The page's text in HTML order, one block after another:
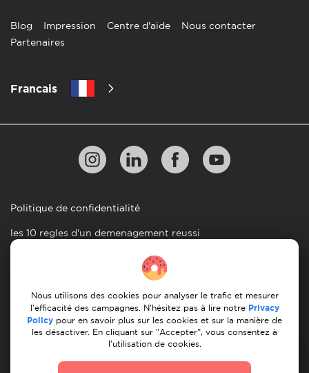
Blog Impression Centre d'aide
Nous contacter
Partenaires
Francais
© 2026 Moovick. Nous utilisons des images de stock
Politique de confidentialité
les 10 regles d'un demenagement reussi
Lignes directrices en matiere de paiement
Conditions générales d'utilisation
Annulation et remboursement
Nous utilisons des cookies pour analyser le trafic et mesurer
l'efficacité des campagnes. N'hésitez pas à lire notre Privacy
Policy pour en savoir plus sur les cookies et sur la manière de
les désactiver. En cliquant sur "Accepter", vous consentez à
l'utilisation de cookies.